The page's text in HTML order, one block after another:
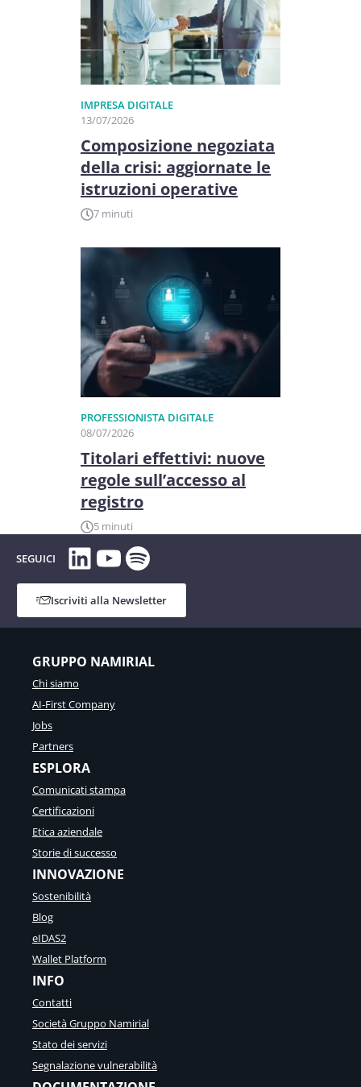
IMPRESA DIGITALE
13/07/2026
Composizione negoziata
della crisi: aggiornate le
istruzioni operative
7 minuti
PROFESSIONISTA DIGITALE
08/07/2026
Titolari effettivi: nuove
regole sull’accesso al
registro
5 minuti
SEGUICI LinkedIn
YouTube
Spotify
Iscriviti alla Newsletter
GRUPPO NAMIRIAL
Chi siamo
AI-First Company
Jobs
Partners
ESPLORA
Comunicati stampa
Certificazioni
Etica aziendale
Storie di successo
INNOVAZIONE
Sostenibilità
Blog
eIDAS2
Wallet Platform
INFO
Contatti
Società Gruppo Namirial
Stato dei servizi
Segnalazione vulnerabilità